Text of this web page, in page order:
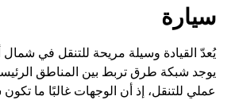
سيارة
يُعدّ القيادة وسيلة مريحة للتنقل في شمال
يوجد شبكة طرق تربط بين المناطق
عملي للتنقل، إذ أن الوجهات غالبًا ما